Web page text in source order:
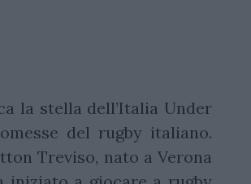
la stella dell’Italia Under
del rugby italiano.
Treviso, nato a Verona